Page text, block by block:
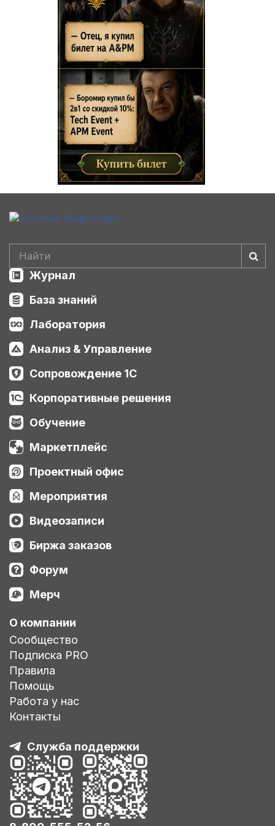
Журнал
База знаний
Лаборатория
Анализ & Управление
Сопровождение 1С
Корпоративные решения
Обучение
Маркетплейс
Проектный офис
Мероприятия
Видеозаписи
Биржа заказов
Форум
Мерч
О компании
Сообщество
Подписка PRO
Правила
Помощь
Работа у нас
Контакты
Служба поддержки